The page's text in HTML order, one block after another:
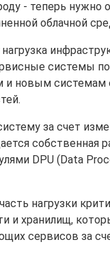
- теперь нужно
облачной
системы
новым системам
за счет
собственная
DPU (Data
нагрузки
и хранилищ,
сервисов за